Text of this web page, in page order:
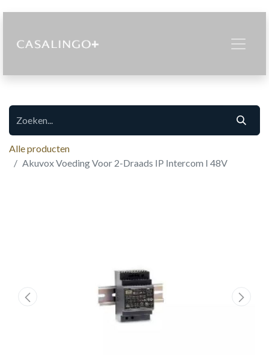
Alle producten
Akuvox Voeding Voor 2-Draads IP Intercom I 48V